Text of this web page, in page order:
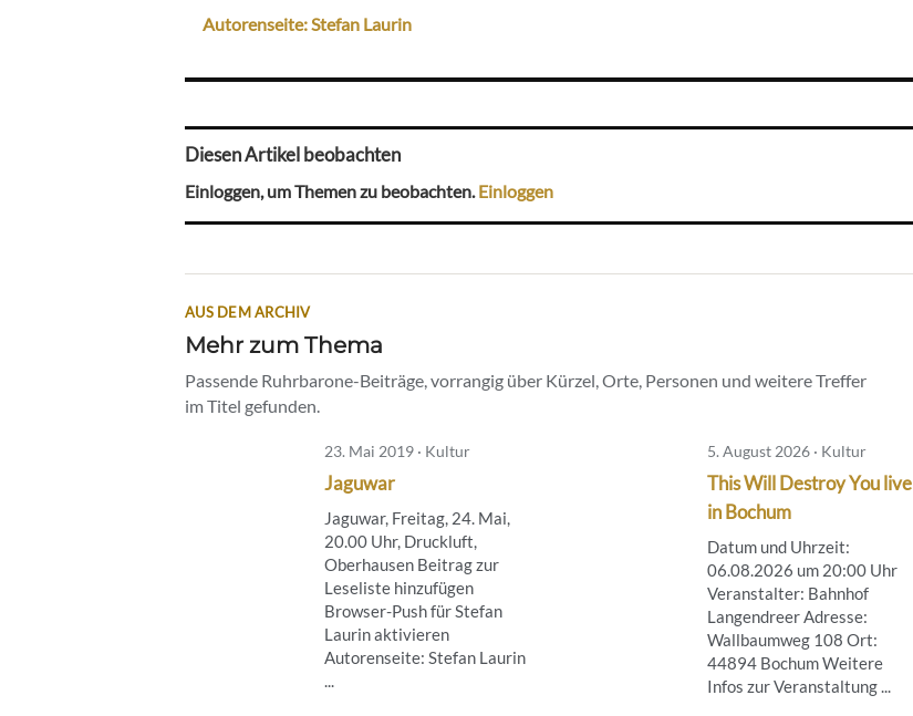
Autorenseite: Stefan Laurin
Diesen Artikel beobachten
Einloggen, um Themen zu beobachten.Einloggen
AUS DEM ARCHIV
Mehr zum Thema
Passende Ruhrbarone-Beiträge, vorrangig über Kürzel, Orte, Personen und weitere Treffer
im Titel gefunden.
23. Mai 2019 · Kultur
Jaguwar
Jaguwar, Freitag, 24. Mai,
20.00 Uhr, Druckluft,
Oberhausen Beitrag zur
Leseliste hinzufügen
Browser-Push für Stefan
Laurin aktivieren
Autorenseite: Stefan Laurin
...
5. August 2026 · Kultur
This Will Destroy You live
in Bochum
Datum und Uhrzeit:
06.08.2026 um 20:00 Uhr
Veranstalter: Bahnhof
Langendreer Adresse:
Wallbaumweg 108 Ort:
44894 Bochum Weitere
Infos zur Veranstaltung ...